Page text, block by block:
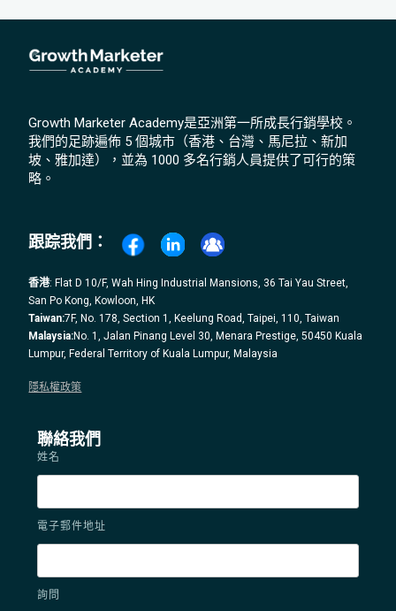
Growth Marketer Academy是亞洲第一所成長行銷學校。
我們的足跡遍佈 5 個城市（香港、台灣、馬尼拉、新加
坡、雅加達），並為 1000 多名行銷人員提供了可行的策
略。
跟踪我們：
香港: Flat D 10/F, Wah Hing Industrial Mansions, 36 Tai Yau Street,
San Po Kong, Kowloon, HK
Taiwan:7F, No. 178, Section 1, Keelung Road, Taipei, 110, Taiwan
Malaysia:No. 1, Jalan Pinang Level 30, Menara Prestige, 50450 Kuala
Lumpur, Federal Territory of Kuala Lumpur, Malaysia
隱私權政策
聯絡我們
姓名
電子郵件地址
詢問